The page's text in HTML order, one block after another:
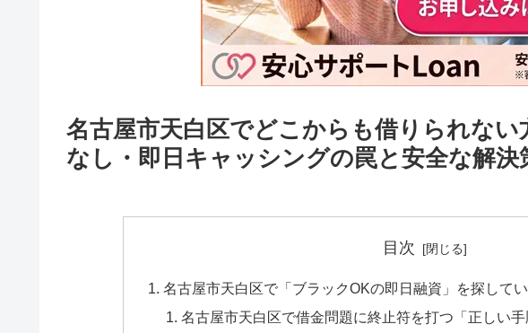
名古屋市天白区でどこからも借りられな
なし・即日キャッシングの罠と安全な解決
目次
名古屋市天白区で「ブラックOKの即日融資」を探して
名古屋市天白区で借金問題に終止符を打つ「正しい手